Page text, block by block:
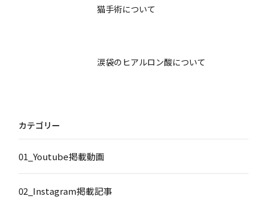
猫手術について
涙袋のヒアルロン酸について
カテゴリー
01_Youtube掲載動画
02_Instagram掲載記事